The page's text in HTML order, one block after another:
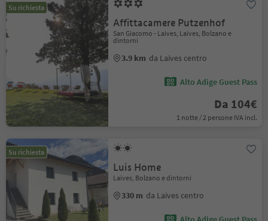
Su richiesta
Affittacamere Putzenhof
San Giacomo - Laives, Laives, Bolzano e
dintorni
3.9 km da Laives centro
Alto Adige Guest Pass
Da 104€
1 notte / 2 persone IVA incl.
Su richiesta
Luis Home
Laives, Bolzano e dintorni
330 m da Laives centro